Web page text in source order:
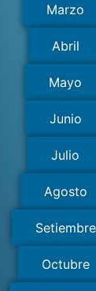
Marzo
Abril
Mayo
Junio
Julio
Agosto
Setiembre
Octubre